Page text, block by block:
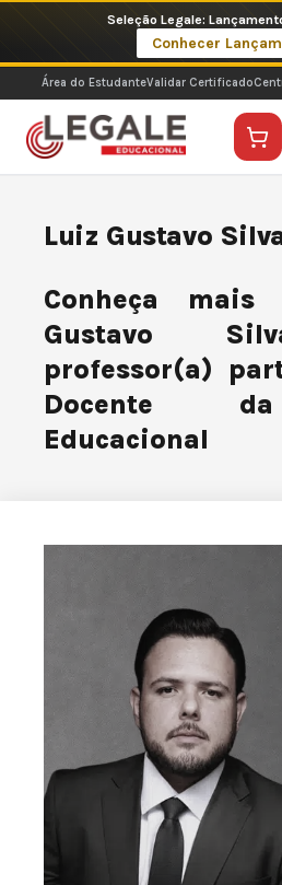
o
conteúdo
Seleção Legale:
Conhecer
Área do EstudanteValidar Certificado
Luiz Gustavo
Conheça mais
Gustavo
professor(a)
Docente
Educacional